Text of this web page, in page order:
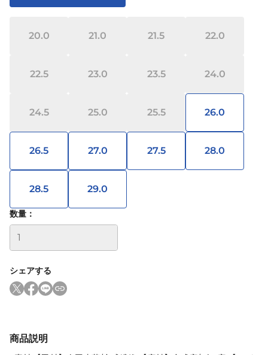
20.0 21.0 21.5 22.0
22.5 23.0 23.5 24.0
24.5 25.0 25.5 26.0
26.5 27.0 27.5 28.0
28.5 29.0
数量：
シェアする
商品説明